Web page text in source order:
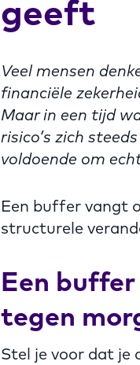
geeft
Veel mensen
financiële
Maar in een tijd
risico’s zich
voldoende om
Een buffer vangt
structurele
Een
tegen
Stel je voor dat je